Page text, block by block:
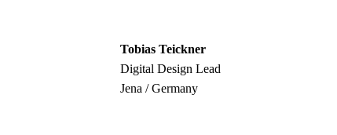
Tobias Teickner
Digital Design Lead
Jena / Germany